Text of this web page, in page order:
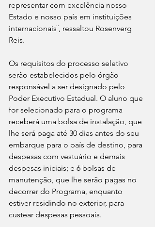
representar com excelência nosso
Estado e nosso país em instituições
internacionais¨, ressaltou Rosenverg
Reis.
Os requisitos do processo seletivo
serão estabelecidos pelo órgão
responsável a ser designado pelo
Poder Executivo Estadual. O aluno que
for selecionado para o programa
receberá uma bolsa de instalação, que
lhe será paga até 30 dias antes do seu
embarque para o país de destino, para
despesas com vestuário e demais
despesas iniciais; e 6 bolsas de
manutenção, que lhe serão pagas no
decorrer do Programa, enquanto
estiver residindo no exterior, para
custear despesas pessoais.